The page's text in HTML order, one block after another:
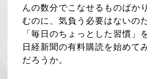
んの数分でこなせるものばか
むのに、気負う必要はないの
「毎日のちょっとした習慣」
日経新聞の有料購読を始めて
だろうか。